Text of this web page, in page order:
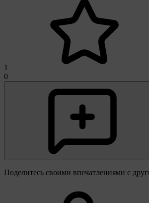
1
0
Поделитесь своими впечатлениями с